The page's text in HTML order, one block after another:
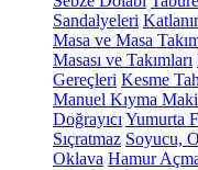
Sandalyeleri
Masa ve Masa
Masası ve Takımları
Gereçleri Kesme
Manuel Kıyma
Doğrayıcı Yumurta
Sıçratmaz Soyucu,
Oklava Hamur